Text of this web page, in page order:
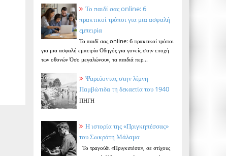
Το παιδί σας online: 6
πρακτικοί τρόποι για μια ασφαλή
εμπειρία
Το παιδί σας online: 6 πρακτικοί τρόποι
για μια ασφαλή εμπειρία Οδηγός για γονείς στην εποχή
των οθονών Όσο μεγαλώνουν, τα παιδιά περ...
Ψαρεύοντας στην λίμνη
Παμβώτιδα τη δεκαετία του 1940
ΠΗΓΗ
Η ιστορία της «Πριγκηπέσσας»
του Σωκράτη Μάλαμα
Το τραγούδι «Πριγκιπέσα», σε στίχους